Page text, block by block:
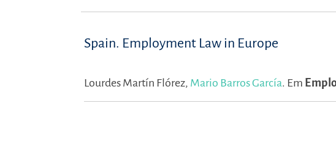
Spain. Employment Law in Europe
Lourdes Martín Flórez, Mario Barros García. Em